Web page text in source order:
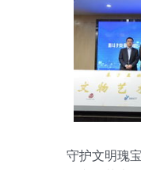
守护文明瑰